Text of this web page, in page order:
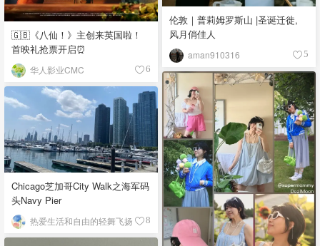
🇬🇧《八仙！》主创来英国啦！
首映礼抢票开启⏰
华人影业CMC 6
伦敦｜普莉姆罗斯山 |圣诞迁徙,
风月俏佳人
aman910316 5
Chicago芝加哥City Walk之海军码
头Navy Pier
热爱生活和自由的轻舞飞扬 8